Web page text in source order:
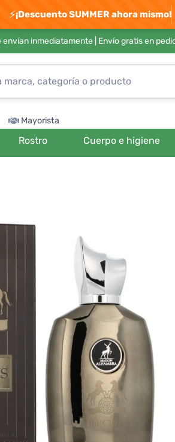
⚡¡Descuento SUMMER ahora mismo!
inmediatamente | Envío gratis en
Mayorista
Rostro Cuerpo e higiene